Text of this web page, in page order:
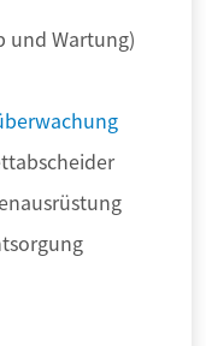
und Wartung)